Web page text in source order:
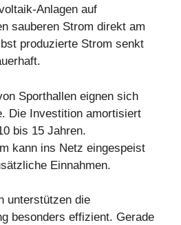
Anlagen auf
sauberen Strom direkt am
produzierte Strom senkt
Sporthallen eignen sich
Die Investition amortisiert
bis 15 Jahren.
kann ins Netz eingespeist
Einnahmen.
unterstützen die
besonders effizient. Gerade